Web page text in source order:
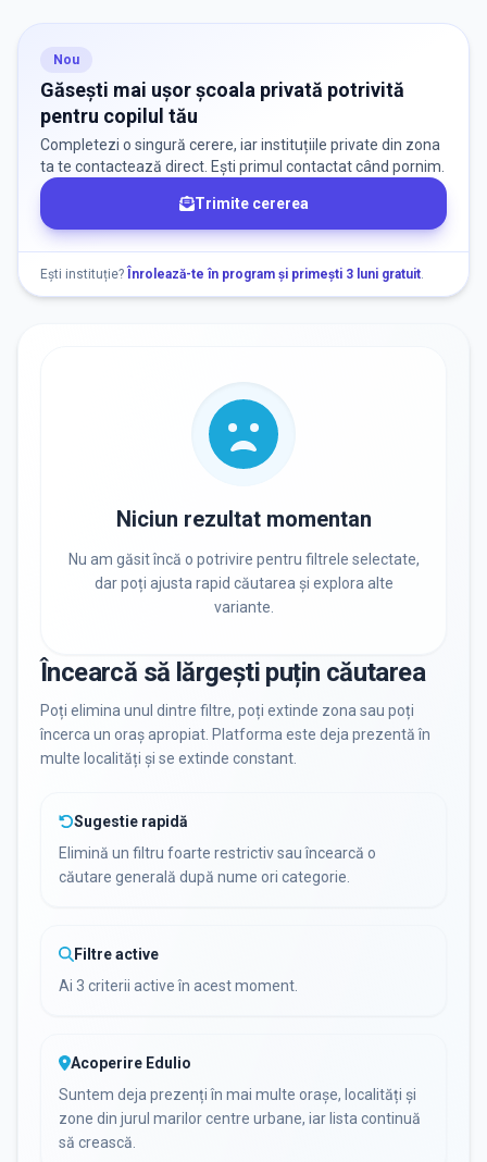
Nu există informații despre locuri libere
Resetează filtrele
Nou
Găsești mai ușor școala privată potrivită
pentru copilul tău
Completezi o singură cerere, iar instituțiile private din zona
ta te contactează direct. Ești primul contactat când pornim.
Trimite cererea
Ești instituție? Înrolează-te în program și primești 3 luni gratuit.
Niciun rezultat momentan
Nu am găsit încă o potrivire pentru filtrele selectate,
dar poți ajusta rapid căutarea și explora alte
variante.
Încearcă să lărgești puțin căutarea
Poți elimina unul dintre filtre, poți extinde zona sau poți
încerca un oraș apropiat. Platforma este deja prezentă în
multe localități și se extinde constant.
Sugestie rapidă
Elimină un filtru foarte restrictiv sau încearcă o
căutare generală după nume ori categorie.
Filtre active
Ai 3 criterii active în acest moment.
Acoperire Edulio
Suntem deja prezenți în mai multe orașe, localități și
zone din jurul marilor centre urbane, iar lista continuă
să crească.